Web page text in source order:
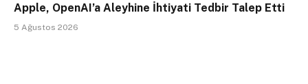
Apple, OpenAI’a Aleyhine İhtiyati Tedbir Talep Etti
5 Ağustos 2026